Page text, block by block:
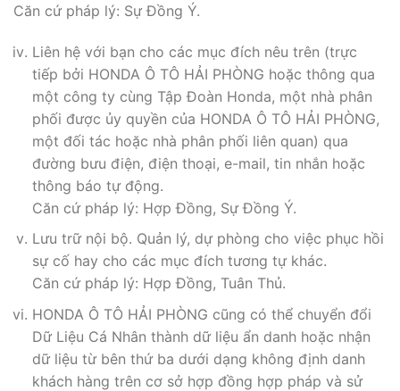
Căn cứ pháp lý: Sự Đồng Ý.
Liên hệ với bạn cho các mục đích nêu trên (trực
tiếp bởi HONDA Ô TÔ HẢI PHÒNG hoặc thông qua
một công ty cùng Tập Đoàn Honda, một nhà phân
phối được ủy quyền của HONDA Ô TÔ HẢI PHÒNG,
một đối tác hoặc nhà phân phối liên quan) qua
đường bưu điện, điện thoại, e-mail, tin nhắn hoặc
thông báo tự động.
Căn cứ pháp lý: Hợp Đồng, Sự Đồng Ý.
Lưu trữ nội bộ. Quản lý, dự phòng cho việc phục hồi
sự cố hay cho các mục đích tương tự khác.
Căn cứ pháp lý: Hợp Đồng, Tuân Thủ.
HONDA Ô TÔ HẢI PHÒNG cũng có thể chuyển đổi
Dữ Liệu Cá Nhân thành dữ liệu ẩn danh hoặc nhận
dữ liệu từ bên thứ ba dưới dạng không định danh
khách hàng trên cơ sở hợp đồng hợp pháp và sử